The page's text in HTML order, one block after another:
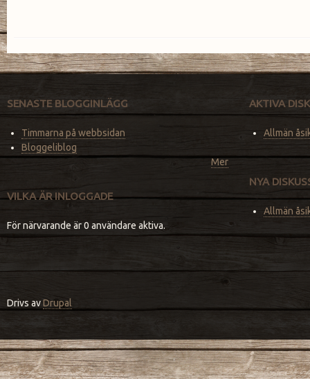
SENASTE BLOGGINLÄGG
Timmarna på webbsidan
Bloggeliblog
Mer
VILKA ÄR INLOGGADE
För närvarande är 0 användare aktiva.
AKTIVA
Allmän
NYA
Allmän
Drivs avDrupal